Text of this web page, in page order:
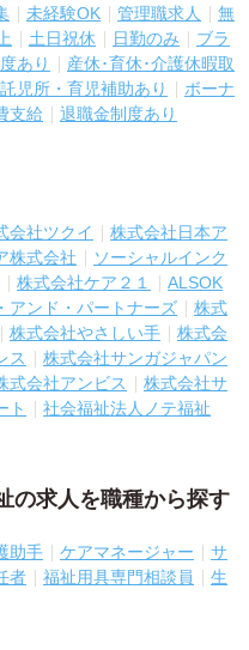
未経験OK 管理職求人
無
土日祝休 日勤のみ
ブラ
あり
産休･育休･介護休暇取
託児所・育児補助あり
ボーナ
支給 退職金制度あり
会社ツクイ
株式会社日本ア
株式会社
ソーシャルインク
株式会社ケア２１
ALSOK
アンド・パートナーズ
株式
株式会社やさしい手
株式会
ス
株式会社サンガジャパン
式会社アンビス
株式会社サ
ト
社会福祉法人ノテ福祉
の求人を職種から探す
助手 ケアマネージャー
サ
者 福祉用具専門相談員
生